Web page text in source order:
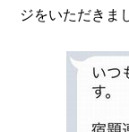
ジをいただきま